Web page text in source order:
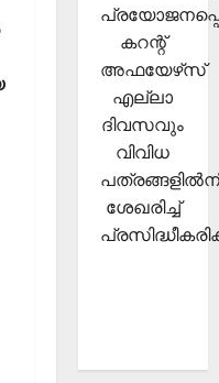
കറന്റ്
അഫയേഴ്‌സ്
എല്ലാ
ദിവസവും
വിവിധ
ശേഖരിച്ച്